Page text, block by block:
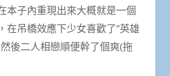
本子內重現出來大概就是一個
在吊橋效應下少女喜歡了”英雄
後二人相戀順便幹了個爽(拖